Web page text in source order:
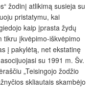
žodinį atlikimą susieja su
pristatymu, kai
kaip įprasta žydų
tikru įkvėpimo-iškvėpimo
į pakylėtą, net ekstatinę
su 1991 m. Šv.
„Teisingojo žodžio
skliautais skambėjo